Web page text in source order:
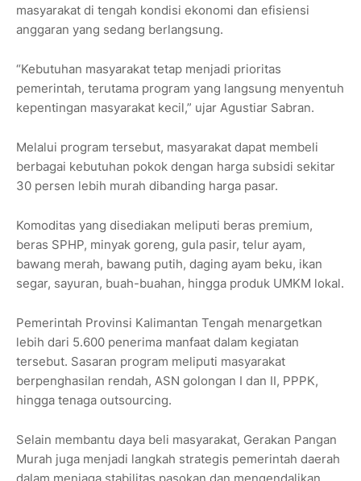
masyarakat di tengah kondisi ekonomi dan efisiensi
anggaran yang sedang berlangsung.
“Kebutuhan masyarakat tetap menjadi prioritas
pemerintah, terutama program yang langsung menyentuh
kepentingan masyarakat kecil,” ujar Agustiar Sabran.
Melalui program tersebut, masyarakat dapat membeli
berbagai kebutuhan pokok dengan harga subsidi sekitar
30 persen lebih murah dibanding harga pasar.
Komoditas yang disediakan meliputi beras premium,
beras SPHP, minyak goreng, gula pasir, telur ayam,
bawang merah, bawang putih, daging ayam beku, ikan
segar, sayuran, buah-buahan, hingga produk UMKM lokal.
Pemerintah Provinsi Kalimantan Tengah menargetkan
lebih dari 5.600 penerima manfaat dalam kegiatan
tersebut. Sasaran program meliputi masyarakat
berpenghasilan rendah, ASN golongan I dan II, PPPK,
hingga tenaga outsourcing.
Selain membantu daya beli masyarakat, Gerakan Pangan
Murah juga menjadi langkah strategis pemerintah daerah